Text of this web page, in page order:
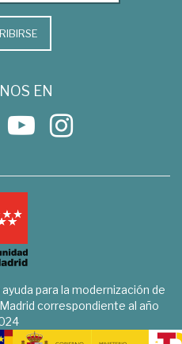
EN
para la modernización de
correspondiente al año